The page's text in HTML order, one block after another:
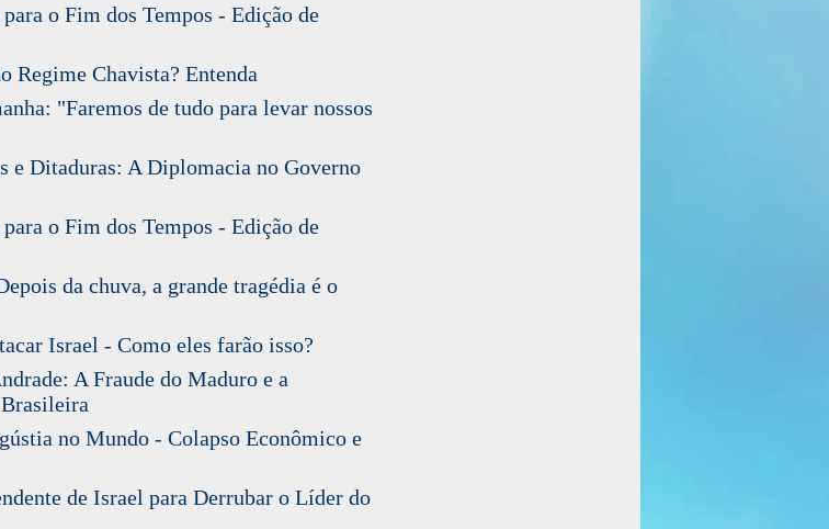
o Fim dos Tempos - Edição de
Regime Chavista? Entenda
"Faremos de tudo para levar nossos
e Ditaduras: A Diplomacia no Governo
o Fim dos Tempos - Edição de
da chuva, a grande tragédia é o
Israel - Como eles farão isso?
A Fraude do Maduro e a
no Mundo - Colapso Econômico e
de Israel para Derrubar o Líder do